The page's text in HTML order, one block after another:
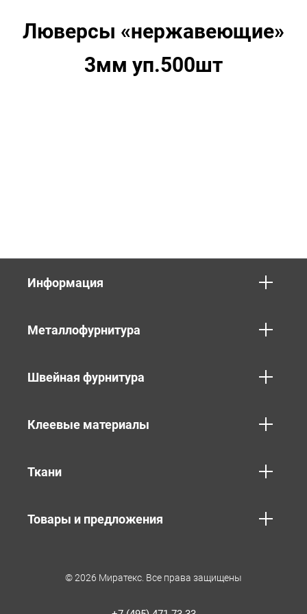
Люверсы «нержавеющие»
3мм уп.500шт
Информация
Металлофурнитура
Швейная фурнитура
Клеевые материалы
Ткани
Товары и предложения
© 2026 Миратекс. Все права защищены